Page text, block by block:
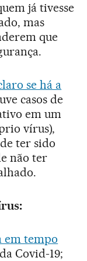
já tivesse
mas
que
se há a
casos de
em um
vírus),
ter sido
não ter
em tempo
Covid-19;